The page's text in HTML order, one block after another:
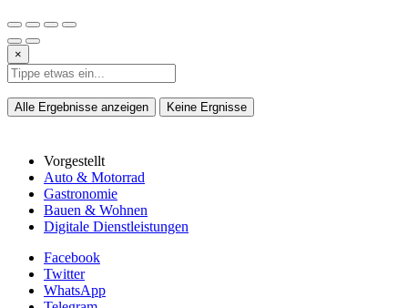
×
Alle Ergebnisse anzeigen Keine Ergnisse
Vorgestellt
Auto & Motorrad
Gastronomie
Bauen & Wohnen
Digitale Dienstleistungen
Facebook
Twitter
WhatsApp